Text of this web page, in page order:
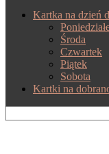
Kartka na dzień
Środa
Czwartek
Piątek
Sobota
Kartki na